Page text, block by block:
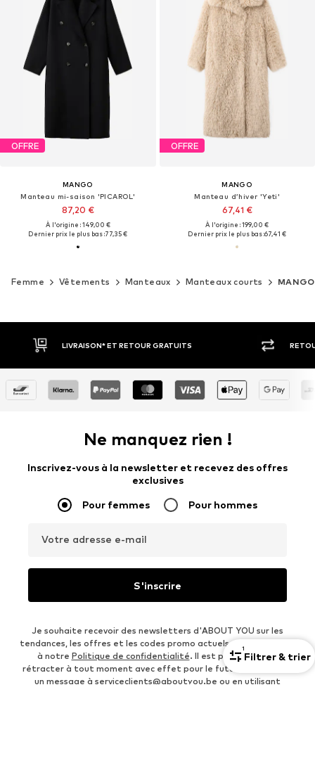
OFFRE
MANGO
Manteau mi-saison 'PICAROL'
87,20 €
À l'origine : 149,00 €
Dernier prix le plus bas :77,35 €
OFFRE
MANGO
Manteau d’hiver 'Yeti'
67,41 €
À l'origine : 199,00 €
Dernier prix le plus bas :67,41 €
Femme Vêtements Manteaux Manteaux courts MANGO
1
Filtrer & trier
RETOUR SOUS 30 JOURS
Ne manquez rien !
Inscrivez-vous à la newsletter et recevez des offres
exclusives
Pour femmes Pour hommes
Votre adresse e-mail
S'inscrire
Je souhaite recevoir des newsletters d'ABOUT YOU sur les
tendances, les offres et les codes promo actuels conformément
à notre Politique de confidentialité. Il est possible de se
rétracter à tout moment avec effet pour le futur en envoyant
un message à serviceclients@aboutyou.be ou en utilisant